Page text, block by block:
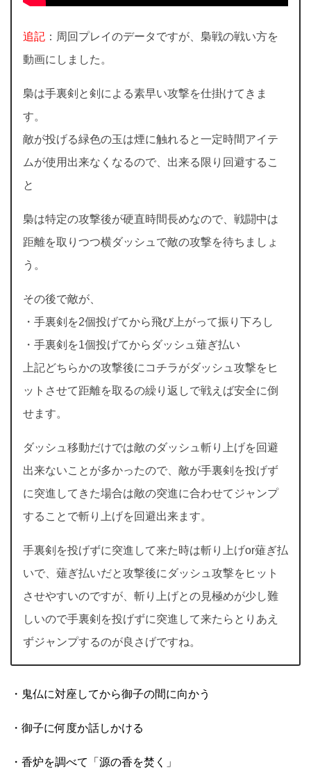
追記 ：周回プレイのデータですが、梟戦の戦い方を
動画にしました。
梟は手裏剣と剣による素早い攻撃を仕掛けてきま
す。
敵が投げる緑色の玉は煙に触れると一定時間アイテ
ムが使用出来なくなるので、出来る限り回避するこ
と
梟は特定の攻撃後が硬直時間長めなので、戦闘中は
距離を取りつつ横ダッシュで敵の攻撃を待ちましょ
う。
その後で敵が、
・手裏剣を2個投げてから飛び上がって振り下ろし
・手裏剣を1個投げてからダッシュ薙ぎ払い
上記どちらかの攻撃後にコチラがダッシュ攻撃をヒ
ットさせて距離を取るの繰り返しで戦えば安全に倒
せます。
ダッシュ移動だけでは敵のダッシュ斬り上げを回避
出来ないことが多かったので、敵が手裏剣を投げず
に突進してきた場合は敵の突進に合わせてジャンプ
することで斬り上げを回避出来ます。
手裏剣を投げずに突進して来た時は斬り上げor薙ぎ払
いで、薙ぎ払いだと攻撃後にダッシュ攻撃をヒット
させやすいのですが、斬り上げとの見極めが少し難
しいので手裏剣を投げずに突進して来たらとりあえ
ずジャンプするのが良さげですね。
・鬼仏に対座してから御子の間に向かう
・御子に何度か話しかける
・香炉を調べて「源の香を焚く」